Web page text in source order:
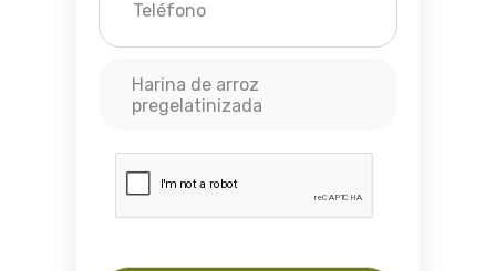
Harina de arroz
pregelatinizada